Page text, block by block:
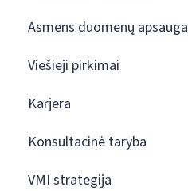
Asmens duomenų apsauga
Viešieji pirkimai
Karjera
Konsultacinė taryba
VMI strategija